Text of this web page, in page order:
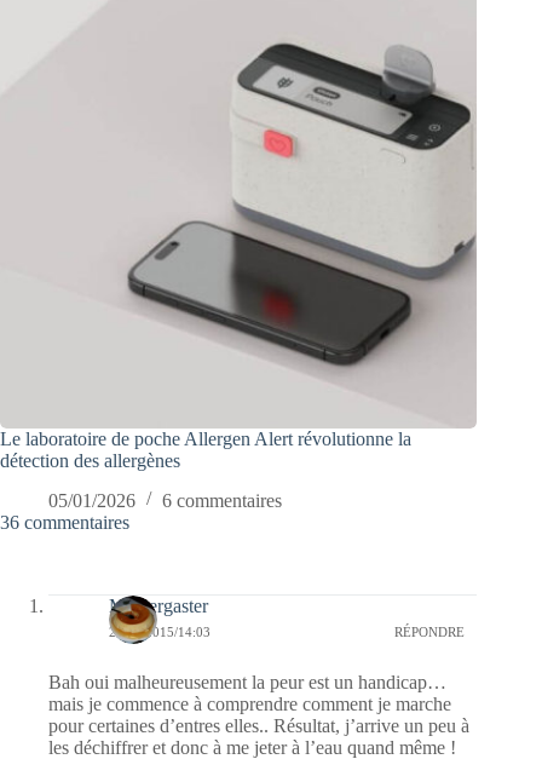
Le laboratoire de poche Allergen Alert révolutionne la
détection des allergènes
05/01/2026
6 commentaires
36 commentaires
Messergaster
29/08/2015/14:03 RÉPONDRE
Bah oui malheureusement la peur est un handicap…
mais je commence à comprendre comment je marche
pour certaines d’entres elles.. Résultat, j’arrive un peu à
les déchiffrer et donc à me jeter à l’eau quand même !